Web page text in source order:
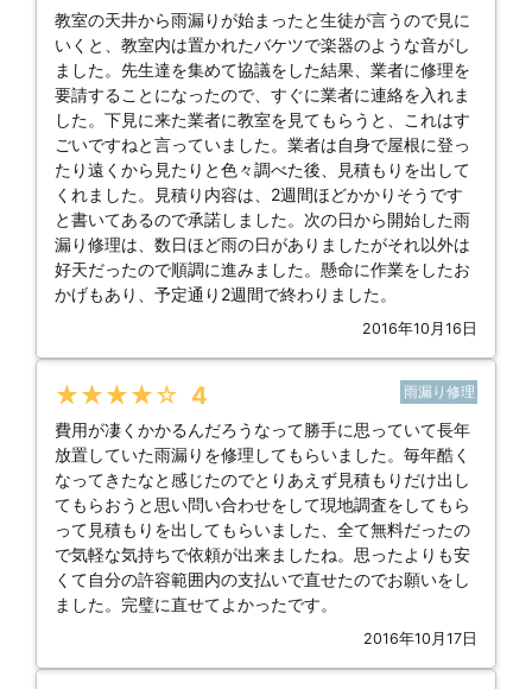
教室の天井から雨漏りが始まったと生徒が言うので見に
いくと、教室内は置かれたバケツで楽器のような音がし
ました。先生達を集めて協議をした結果、業者に修理を
要請することになったので、すぐに業者に連絡を入れま
した。下見に来た業者に教室を見てもらうと、これはす
ごいですねと言っていました。業者は自身で屋根に登っ
たり遠くから見たりと色々調べた後、見積もりを出して
くれました。見積り内容は、2週間ほどかかりそうです
と書いてあるので承諾しました。次の日から開始した雨
漏り修理は、数日ほど雨の日がありましたがそれ以外は
好天だったので順調に進みました。懸命に作業をしたお
かげもあり、予定通り2週間で終わりました。
2016年10月16日
★★★★★ 4 雨漏り修理
費用が凄くかかるんだろうなって勝手に思っていて長年
放置していた雨漏りを修理してもらいました。毎年酷く
なってきたなと感じたのでとりあえず見積もりだけ出し
てもらおうと思い問い合わせをして現地調査をしてもら
って見積もりを出してもらいました、全て無料だったの
で気軽な気持ちで依頼が出来ましたね。思ったよりも安
くて自分の許容範囲内の支払いで直せたのでお願いをし
ました。完璧に直せてよかったです。
2016年10月17日